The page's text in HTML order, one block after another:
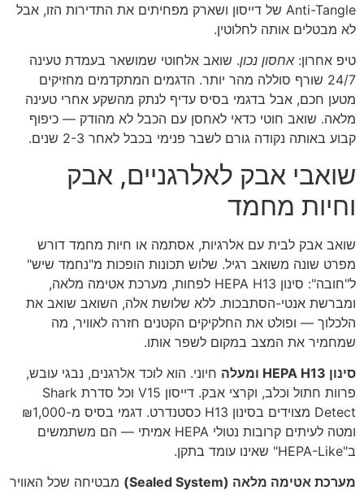
Anti-Tangle של דייסון ושארק מפחיתים את התדירות הזו, אבל
לא מבטלים אותה לחלוטין.
טיפ אחרון:אחסון נכון. שואב אלחוטי שמושאר בעמדת טעינה
24/7 שורף סוללה מהר יותר. הדגמים המתקדמים מחזיקים
מטען חכם, אבל בדגמי בסיס עדיף לנתק מהשקע אחרי טעינה
מלאה. שואב חוטי כדאי לאחסן עם הכבל לא מהודק — כיפוף
קבוע באותה נקודה גורם לשבר פנימי בכבל לאחר 2-3 שנים.
שואבי אבק לאלרגניים, אבק
וחיות מחמד
שואב אבק לבית עם אלרגיות, אסתמה או חיות מחמד דורש
מפרט שונה משואב רגיל. שלוש תכונות הופכות מ"נחמד שיש"
ל"חובה": סינון HEPA H13 לפחות, מערכת אטימה מלאה,
ומברשת אנטי-הסתבכות. ללא שלושת אלה, השואב שואב את
הלכלוך — ופולט את החלקיקים הקטנים חזרה לאוויר, מה
שמחמיר את המצב במקום לשפר אותו.
סינון HEPA H13 ומעלה
חיוני. הוא לוכד אלרגנים, נבגי עובש,
פרוות חתול וכלב, וקרצי אבק. דייסון V15 וכל סדרת Shark
Detect מצוידים בסינון H13 כסטנדרט. דגמי בסיס מ-₪1,000
ומטה לעיתים קרובות נטולי HEPA אמיתי — הם משתמשים
ב"HEPA-Like" שאינו עומד בתקן.
מערכת אטימה מלאה (Sealed System)
מבטיחה שכל האוויר